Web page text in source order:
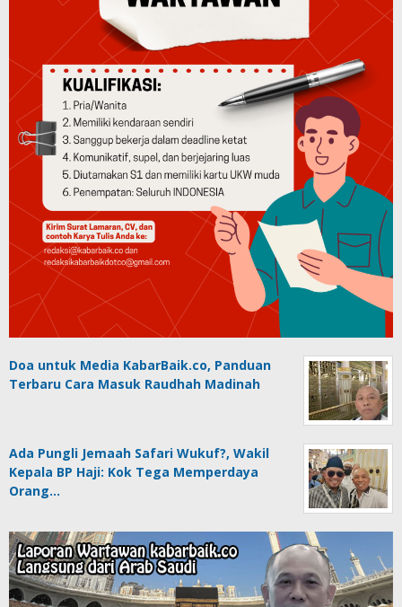
Doa untuk Media KabarBaik.co, Panduan
Terbaru Cara Masuk Raudhah Madinah
Ada Pungli Jemaah Safari Wukuf?, Wakil
Kepala BP Haji: Kok Tega Memperdaya
Orang…